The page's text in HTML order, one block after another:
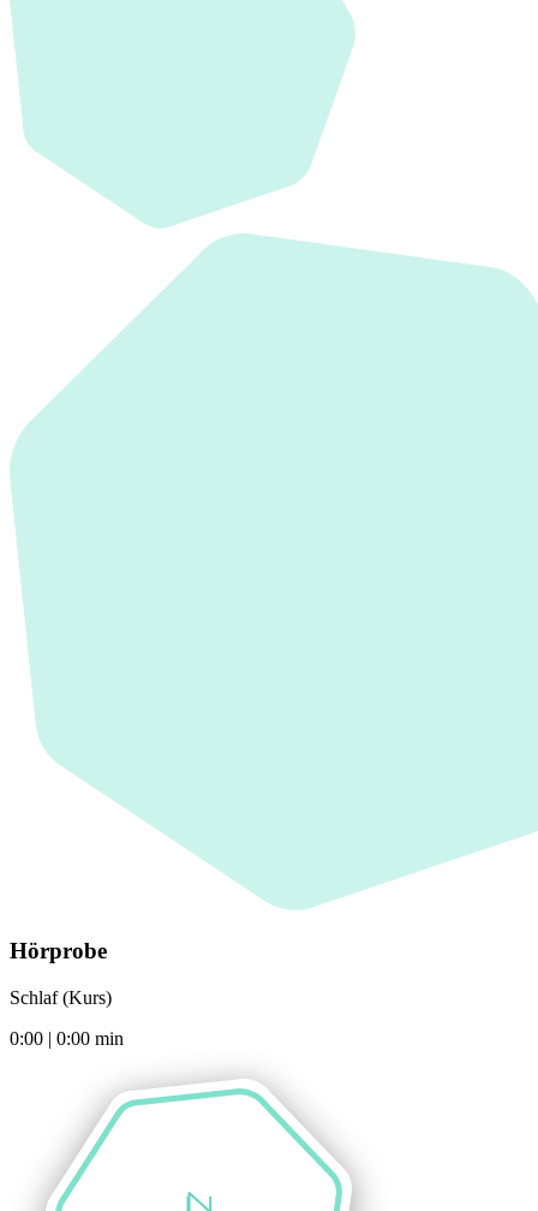
Hörprobe
Schlaf (Kurs)
0:00 | 0:00 min